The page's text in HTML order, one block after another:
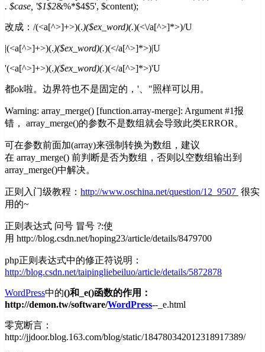
. $case, '$1$2&%*$4$5', $content);
改成：/(<a[^>]+>)(.)($ex_word)(.)(<\/a[^>]*>)/U
|(<a[^>]+>)(.)($ex_word)(.)(</a[^>]*>)|U
'(<a[^>]+>)(.)($ex_word)(.)(</a[^>]*>)'U
都ok啦。边界符也不是固定的，'、"照样可以用。
Warning: array_merge() [function.array-merge]: Argument #1报
错， array_merge()的参数不是数组就会导致此类ERROR。
可在参数前面加(array)来强制转换为数组，建议
在 array_merge() 前判断是否为数组，否则以空数组输出到
array_merge()中解决。
正则入门级教程： http://www.oschina.net/question/12_9507 很实
用的~
正则表达式 问号 冒号 ?:使
用 http://blog.csdn.net/hoping23/article/details/8479700
php正则表达式中的修正符说明：
http://blog.csdn.net/taipingliebeiluo/article/details/5872878
WordPress中的()和_e()函数的作用：
http://demon.tw/software/WordPress--_e.html
零宽断言：
http://jjdoor.blog.163.com/blog/static/184780342012318917389/